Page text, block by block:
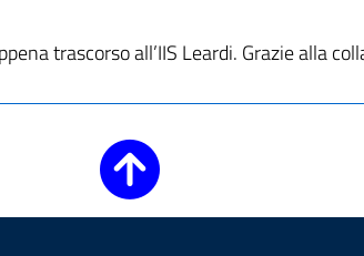
trascorso all’IIS Leardi. Grazie alla